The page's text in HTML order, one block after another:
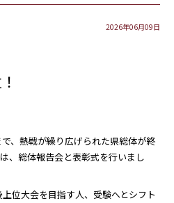
2026年06月09日
！
、熱戦が繰り広げられた県総体が終
、総体報告会と表彰式を行いまし
位大会を目指す人、受験へとシフト